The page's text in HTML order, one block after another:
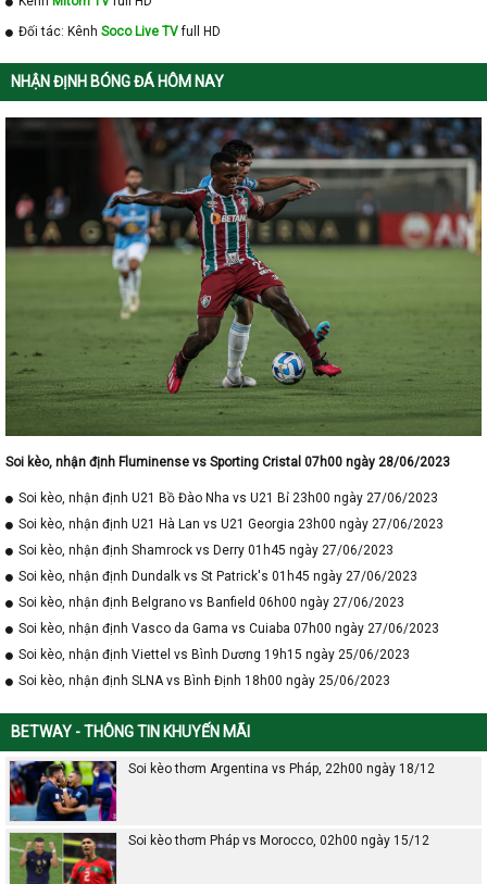
Đối tác: Kênh Soco Live TVfull HD
NHẬN ĐỊNH BÓNG ĐÁ HÔM NAY
Soi kèo, nhận định Fluminense vs Sporting Cristal 07h00 ngày 28/06/2023
Soi kèo, nhận định U21 Bồ Đào Nha vs U21 Bỉ 23h00 ngày 27/06/2023
Soi kèo, nhận định U21 Hà Lan vs U21 Georgia 23h00 ngày 27/06/2023
Soi kèo, nhận định Shamrock vs Derry 01h45 ngày 27/06/2023
Soi kèo, nhận định Dundalk vs St Patrick's 01h45 ngày 27/06/2023
Soi kèo, nhận định Belgrano vs Banfield 06h00 ngày 27/06/2023
Soi kèo, nhận định Vasco da Gama vs Cuiaba 07h00 ngày 27/06/2023
Soi kèo, nhận định Viettel vs Bình Dương 19h15 ngày 25/06/2023
Soi kèo, nhận định SLNA vs Bình Định 18h00 ngày 25/06/2023
BETWAY - THÔNG TIN KHUYẾN MÃI
Soi kèo thơm Argentina vs Pháp, 22h00 ngày 18/12
Soi kèo thơm Pháp vs Morocco, 02h00 ngày 15/12